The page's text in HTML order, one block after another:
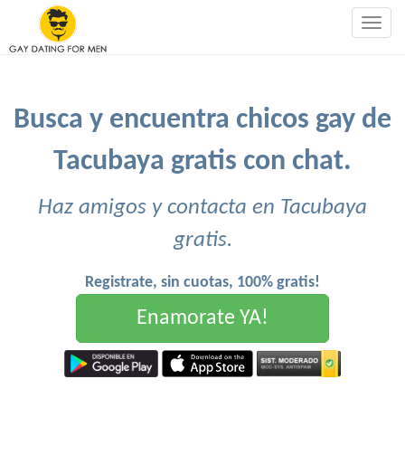
Busca y encuentra chicos gay de
Tacubaya gratis con chat.
Haz amigos y contacta en Tacubaya
gratis.
Registrate, sin cuotas, 100% gratis!
Enamorate YA!